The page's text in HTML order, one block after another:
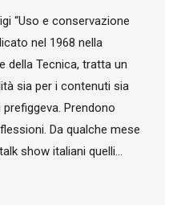
“Uso e conservazione
nel 1968 nella
della Tecnica, tratta un
sia per i contenuti sia
Prendono
Da qualche mese
show italiani quelli…